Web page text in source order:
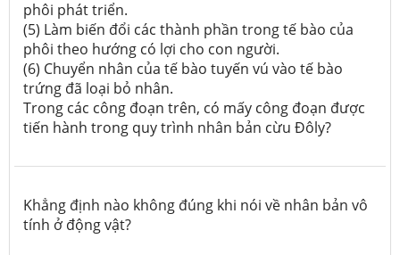
phôi phát triển.
(5) Làm biến đổi các thành phần trong tế bào của
phôi theo hướng có lợi cho con người.
(6) Chuyển nhân của tế bào tuyến vú vào tế bào
trứng đã loại bỏ nhân.
Trong các công đoạn trên, có mấy công đoạn được
tiến hành trong quy trình nhân bản cừu Đôly?
Khẳng định nào không đúng khi nói về nhân bản vô
tính ở động vật?